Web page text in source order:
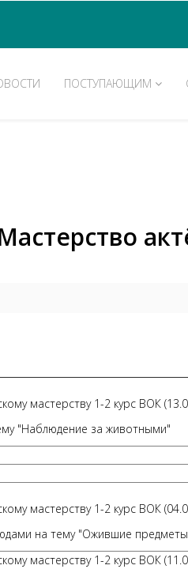
ПОСТУПАЮЩИМ
мастерству 1-2 курс ВОК
"Наблюдение за животными"
мастерству 1-2 курс ВОК
на тему "Ожившие
мастерству 1-2 курс ВОК